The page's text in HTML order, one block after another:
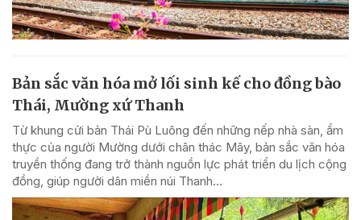
Bản sắc văn hóa mở lối sinh kế cho đồng bào
Thái, Mường xứ Thanh
Từ khung cửi bản Thái Pù Luông đến những nếp nhà sàn, ẩm
thực của người Mường dưới chân thác Mây, bản sắc văn hóa
truyền thống đang trở thành nguồn lực phát triển du lịch cộng
đồng, giúp người dân miền núi Thanh...